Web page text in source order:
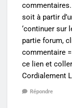
soit à partir
‘continuer sur
partie forum,
commentaire
ce lien et
Cordialement
Répondre